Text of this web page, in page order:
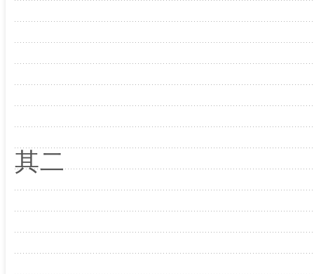
其二